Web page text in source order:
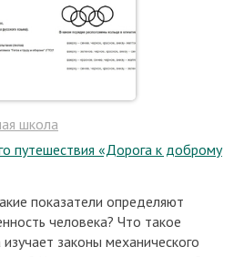
школа
путешествия «Дорога к доброму
показатели определяют
человека? Что такое
законы механического